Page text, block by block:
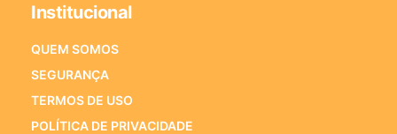
Institucional
QUEM SOMOS
SEGURANÇA
TERMOS DE USO
POLÍTICA DE PRIVACIDADE